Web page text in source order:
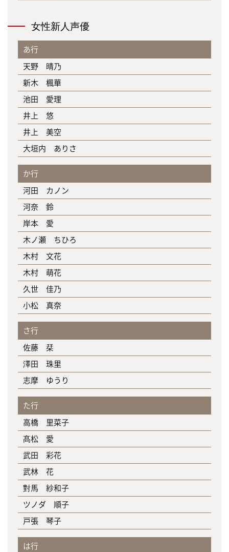
女性新人声優
あ行
天野 晴乃
新木 楓華
池田 愛理
井上 悠
井上 美空
大垣内 ありさ
か行
河田 カノン
河奈 鈴
岸本 愛
木ノ瀬 ちひろ
木村 文花
木村 萌花
久世 佳乃
小松 真奈
さ行
佐藤 栞
澤田 珠里
志摩 ゆうり
た行
高橋 里菜子
髙松 愛
武田 彩花
武林 花
對馬 紗和子
ツノダ 順子
戸張 琴子
は行